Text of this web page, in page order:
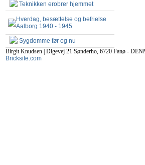
Teknikken erobrer hjemmet
Hverdag, besættelse og befrielse
Aalborg 1940 - 1945
Sygdomme før og nu
Birgit Knudsen | Digevej 21 Sønderho, 6720 Fanø -
Bricksite.com